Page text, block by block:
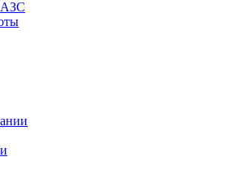
АЗС